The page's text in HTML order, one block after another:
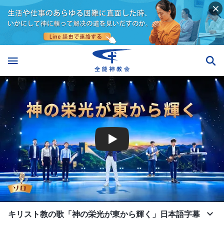
キリスト教の歌「神の栄光が東から輝く」日本語字幕